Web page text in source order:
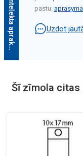
Mākslīgā intelekta apraksts
pastu:
Uzdot
Šī zīmola citas